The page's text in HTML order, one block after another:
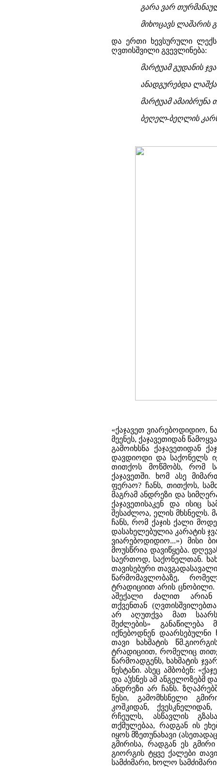
გარა ვარ
მიხოცავს ლაშარის
და ერთი ხევსურული
ღვთისშვილი გვევლინება:
მარტუამ გუდანის
ანადგურებდა
მარტუამ
ბეღელ-ბეღლის კარს
«ქაჯავეთ ვიარებოდიდიო,
მეენეს, ქაჯავეთიდან
გამოიხსნა ქაჯავეთიდან
დავდიოდი და საქონელს
თითქოს მოწმობს, რომ
ქაჯავეთში. ხომ ასე
ფერაო? ჩანს, თითქოს,
მაგრამ ანდრეზი და
ქაჯავეთისაკენ და ისიც
შესაძლოა, ელის მხსნელს.
ჩანს, რომ ქაჯის ქალი
დასახელებულია კარატის
ვიარებოდიდიო...») მისი
მოუსწრია დავიწყება.
საერთოდ, საქონელთან.
თავისებური
წარმომავლობაზე,
ტრადიციით არის ცნობილი.
აშექალი ძალით არიან
თქვენთან
არ აღუთქვა მათ
შეძლების»
იქნებოდნენ დაარსებულნი
თავი ხახმატის
ტრადიციით, რომელიც
წარმოადგენს, ხახმატის
ნესტანი. ასეც ამბობენ:
და აჴსნეს ამ ანგელოზებმ
ანდრეზი არ ჩანს.
წესი, გამომხსნელი
კოშკიდან,
რჩეულს, ასწავლის
თქმულებაა, რადგან ის
იყოს მზეთუნახავი
გმირისა, რადგან ეს
გიორგის ტყვე ქალები
სამძიმარი, ხოლო